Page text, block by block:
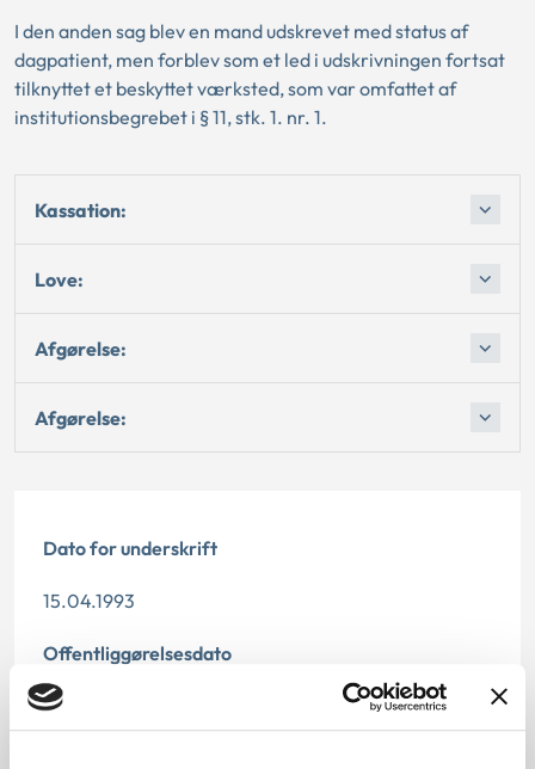
I den anden sag blev en mand udskrevet med status af
dagpatient, men forblev som et led i udskrivningen fortsat
tilknyttet et beskyttet værksted, som var omfattet af
institutionsbegrebet i § 11, stk. 1. nr. 1.
Kassation:
Love:
Afgørelse:
Afgørelse:
Dato for underskrift
15.04.1993
Offentliggørelsesdato
12.07.2013